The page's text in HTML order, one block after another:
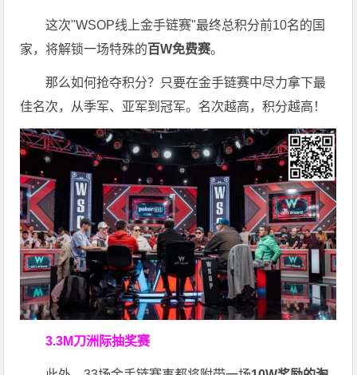
这次"WSOP线上金手链赛"最终总积分前10名的国
家，将解锁一场特殊的百W免费赛。
那么如何抢夺积分？只要在金手链赛中尽力拿下最
佳名次，从季军、亚军到冠军。名次越高，积分越高！
3.3M刀洲际抽奖赛